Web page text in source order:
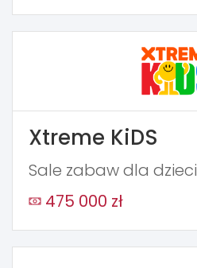
Xtreme KiDS
Sale zabaw dla dzieci
475 000 zł